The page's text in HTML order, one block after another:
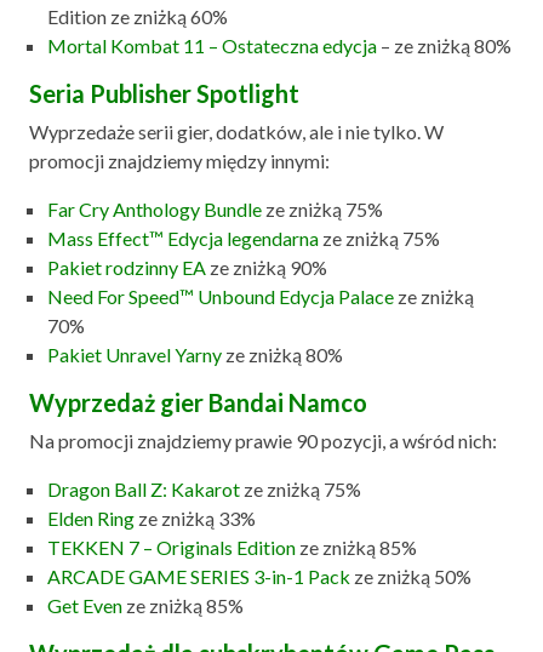
Edition ze zniżką 60%
Mortal Kombat 11 – Ostateczna edycja – ze zniżką 80%
Seria Publisher Spotlight
Wyprzedaże serii gier, dodatków, ale i nie tylko. W
promocji znajdziemy między innymi:
Far Cry Anthology Bundle ze zniżką 75%
Mass Effect™ Edycja legendarna ze zniżką 75%
Pakiet rodzinny EA ze zniżką 90%
Need For Speed™ Unbound Edycja Palace ze zniżką
70%
Pakiet Unravel Yarny ze zniżką 80%
Wyprzedaż gier Bandai Namco
Na promocji znajdziemy prawie 90 pozycji, a wśród nich:
Dragon Ball Z: Kakarot ze zniżką 75%
Elden Ring ze zniżką 33%
TEKKEN 7 – Originals Edition ze zniżką 85%
ARCADE GAME SERIES 3-in-1 Pack ze zniżką 50%
Get Even ze zniżką 85%